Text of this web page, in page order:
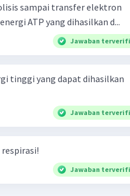
sampai transfer elektron
ATP yang dihasilkan d...
Jawaban
tinggi yang dapat dihasilkan
Jawaban
Jawaban